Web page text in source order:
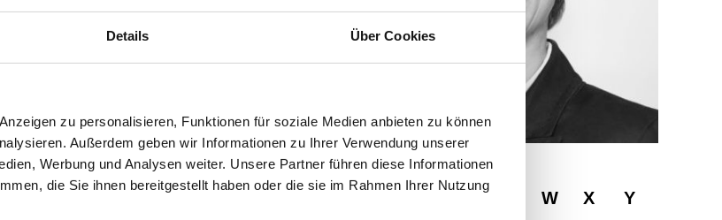
Details Über Cookies
zu personalisieren, Funktionen für soziale Medien anbieten zu können
Außerdem geben wir Informationen zu Ihrer Verwendung unserer
Werbung und Analysen weiter. Unsere Partner führen diese Informationen
die Sie ihnen bereitgestellt haben oder die sie im Rahmen Ihrer Nutzung
der digitalen Vermarktungseinheit
unter anderem die Implementierung der
für den Bereich Werbetechnologie
W X Y